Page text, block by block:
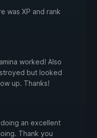
was XP and rank
worked! Also
but looked
up. Thanks!
an excellent
Thank you